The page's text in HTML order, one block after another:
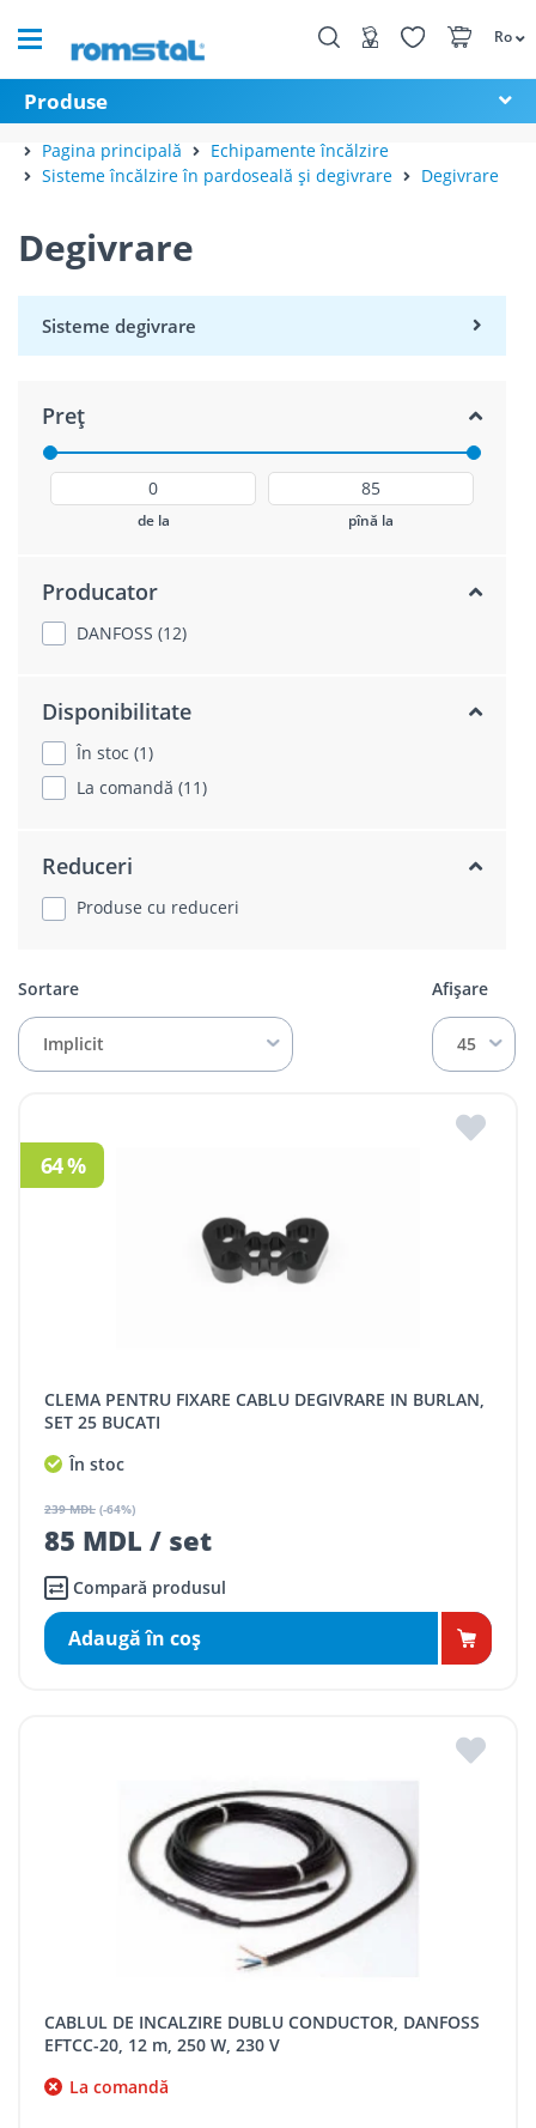
Ro
Produse
Pagina principală
Echipamente încălzire
Sisteme încălzire în pardoseală și degivrare
Degivrare
Degivrare
Sisteme degivrare
Preț
de la pînă la
Producator
DANFOSS (12)
Disponibilitate
În stoc (1)
La comandă (11)
Reduceri
Produse cu reduceri
Sortare
Implicit
Afișare
45
CLEMA PENTRU FIXARE CABLU DEGIVRARE IN BURLAN,
SET 25 BUCATI
În stoc
239 MDL (-64%)
85 MDL / set
64 %
Compară produsul
Adaugă în coş
CABLUL DE INCALZIRE DUBLU CONDUCTOR, DANFOSS
EFTCC-20, 12 m, 250 W, 230 V
La comandă